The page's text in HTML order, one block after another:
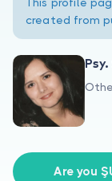
About Us
For Doctors
created from
Are you